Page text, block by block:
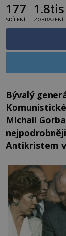
177
SDÍLENÍ
1.8tis
ZOBRAZENÍ
Bývalý
Michail
Antikristem